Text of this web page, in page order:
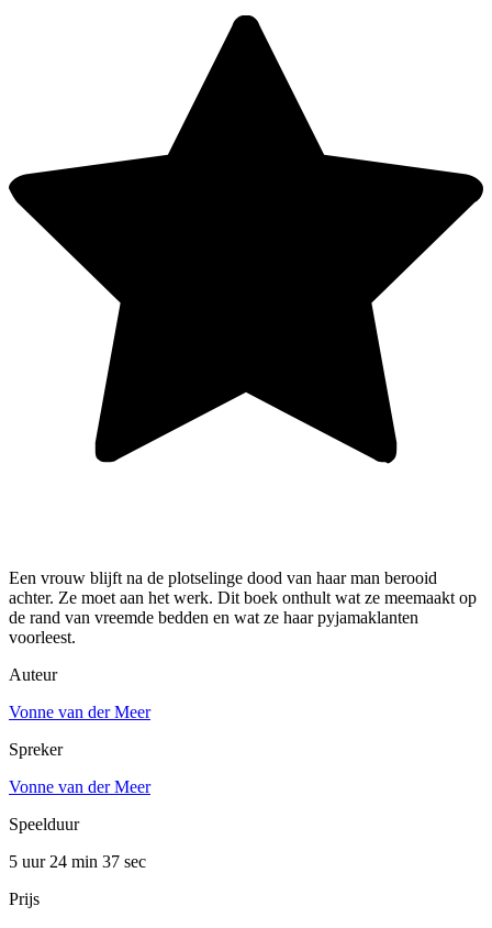
Een vrouw blijft na de plotselinge dood van haar man berooid
achter. Ze moet aan het werk. Dit boek onthult wat ze meemaakt op
de rand van vreemde bedden en wat ze haar pyjamaklanten
voorleest.
Auteur
Vonne van der Meer
Spreker
Vonne van der Meer
Speelduur
5 uur 24 min 37 sec
Prijs